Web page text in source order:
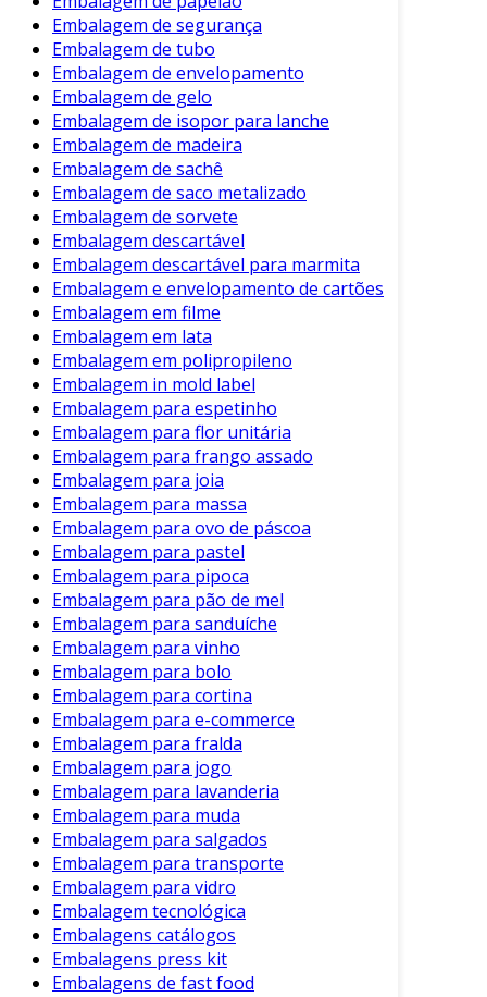
seguros e prontos para serem entregues ao
consumidor final.
Embalagem de segurança
Embalagem de tubo
Embalagem de envelopamento
Embalagem de gelo
Embalagem de isopor para lanche
Embalagem de madeira
Embalagem de sachê
Embalagem de saco metalizado
Embalagem de sorvete
Embalagem descartável
Embalagem descartável para marmita
Embalagem e envelopamento de cartões
Embalagem em filme
Embalagem em lata
Embalagem em polipropileno
Embalagem in mold label
Embalagem para espetinho
Embalagem para flor unitária
Embalagem para frango assado
Embalagem para joia
Embalagem para massa
Embalagem para ovo de páscoa
Embalagem para pastel
Embalagem para pipoca
Embalagem para pão de mel
Embalagem para sanduíche
Embalagem para vinho
Embalagem para bolo
Embalagem para cortina
Embalagem para e-commerce
Embalagem para fralda
Embalagem para jogo
Embalagem para lavanderia
Embalagem para muda
Embalagem para salgados
Embalagem para transporte
Embalagem para vidro
Embalagem tecnológica
Embalagens catálogos
Embalagens press kit
Embalagens de fast food